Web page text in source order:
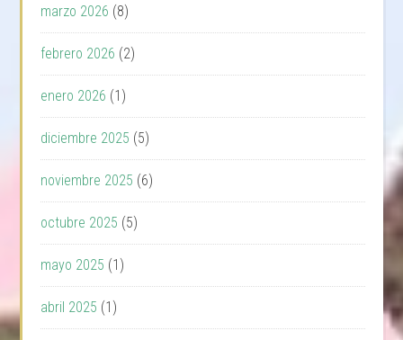
marzo 2026 (8)
febrero 2026 (2)
enero 2026 (1)
diciembre 2025 (5)
noviembre 2025 (6)
octubre 2025 (5)
mayo 2025 (1)
abril 2025 (1)